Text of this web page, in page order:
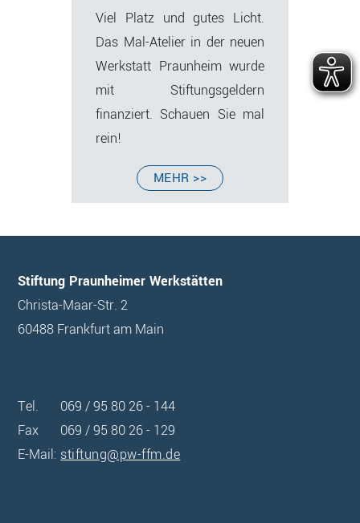
Viel Platz und gutes Licht.
Das Mal-Atelier in der neuen
Werkstatt Praunheim wurde
mit Stiftungsgeldern
finanziert. Schauen Sie mal
rein!
MEHR >>VERLINKT
ZU:
Stiftung Praunheimer Werkstätten
Christa-Maar-Str. 2
60488 Frankfurt am Main
Tel.
069 / 95 80 26 - 144
Fax
069 / 95 80 26 - 129
E-Mail: stiftung@pw-ffm.de